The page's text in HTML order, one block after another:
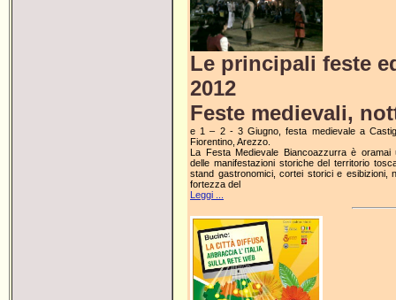
Le principali feste
2012
Feste medievali,
e 1 – 2 - 3 Giugno, festa medievale a
Fiorentino, Arezzo.
La Festa Medievale Biancoazzurra è oramai
delle manifestazioni storiche del territorio
stand gastronomici, cortei storici e esibizioni,
fortezza del
Leggi ...